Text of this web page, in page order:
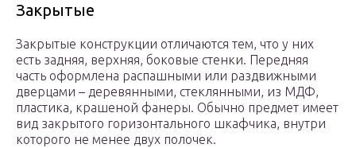
Закрытые
Закрытые конструкции отличаются тем, что у них
есть задняя, верхняя, боковые стенки. Передняя
часть оформлена распашными или раздвижными
дверцами – деревянными, стеклянными, из МДФ,
пластика, крашеной фанеры. Обычно предмет имеет
вид закрытого горизонтального шкафчика, внутри
которого не менее двух полочек.